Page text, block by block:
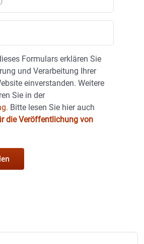
Formulars erklären Sie
und Verarbeitung Ihrer
einverstanden. Weitere
Sie in der
Bitte lesen Sie hier auch
die Veröffentlichung von